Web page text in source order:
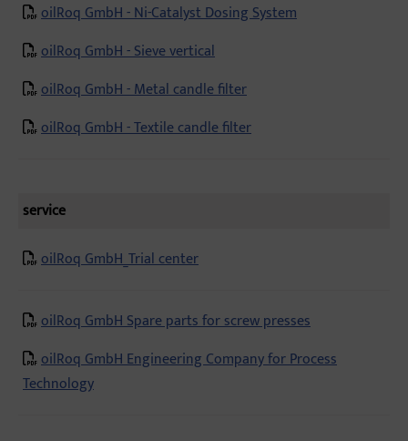
oilRoq GmbH - Ni-Catalyst Dosing System
oilRoq GmbH - Sieve vertical
oilRoq GmbH - Metal candle filter
oilRoq GmbH - Textile candle filter
service
oilRoq GmbH_Trial center
oilRoq GmbH Spare parts for screw presses
oilRoq GmbH Engineering Company for Process
Technology